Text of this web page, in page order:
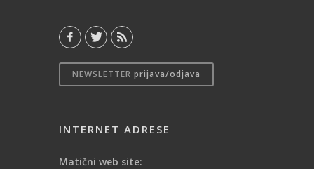
NEWSLETTER prijava/odjava
INTERNET ADRESE
Matični web site: